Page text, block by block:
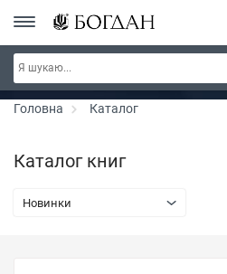
РОЗПРОДАЖ ~ 150 грн ~ 200 грн ~ 250
300 грн ~ РОЗПРОДАЖ
Головна Каталог
Каталог книг
Новинки